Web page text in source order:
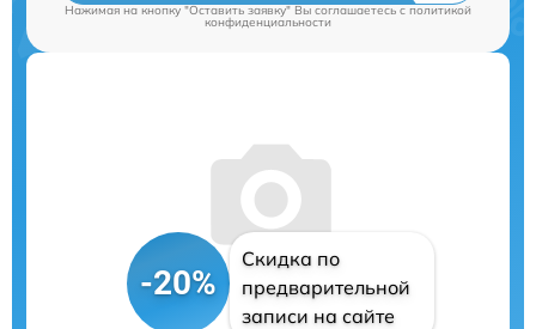
Нажимая на кнопку "Оставить заявку" Вы соглашаетесь cполитикой
конфиденциальности
-20%
Скидка по
предварительной
записи на сайте